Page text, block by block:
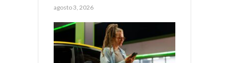
agosto 3, 2026